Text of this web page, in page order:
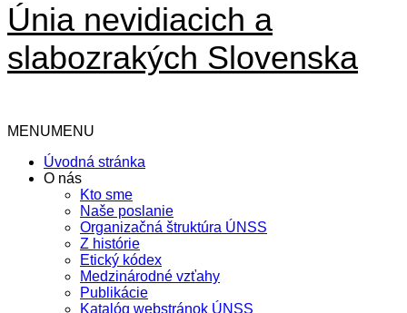
Únia nevidiacich a
slabozrakých Slovenska
MENUMENU
Úvodná stránka
O nás
Kto sme
Naše poslanie
Organizačná štruktúra ÚNSS
Z histórie
Etický kódex
Medzinárodné vzťahy
Publikácie
Katalóg webstránok ÚNSS